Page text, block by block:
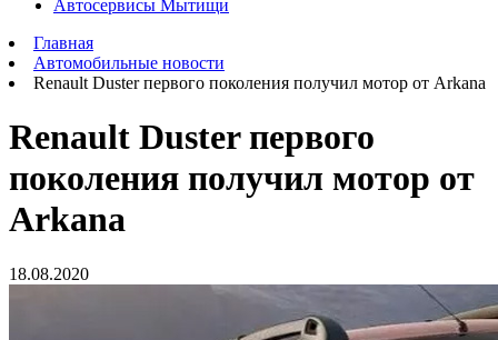
Автосервисы Мытищи
Главная
Автомобильные новости
Renault Duster первого поколения получил мотор от Arkana
Renault Duster первого
поколения получил мотор от
Arkana
18.08.2020